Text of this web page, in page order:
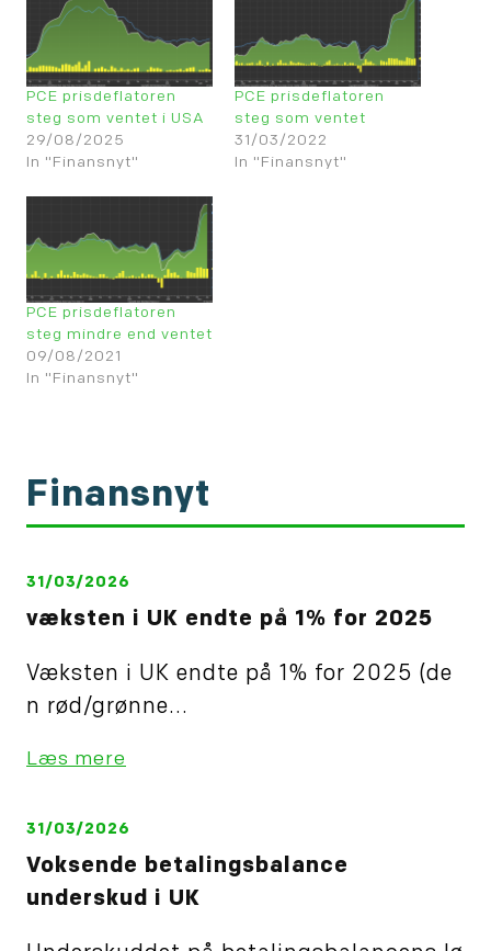
PCE prisdeflatoren
steg som ventet i USA
29/08/2025
In "Finansnyt"
PCE prisdeflatoren
steg som ventet
31/03/2022
In "Finansnyt"
PCE prisdeflatoren
steg mindre end ventet
09/08/2021
In "Finansnyt"
Finansnyt
31/03/2026
væksten i UK endte på 1% for 2025
Væksten i UK endte på 1% for 2025 (de
n rød/grønne...
Læs mere
31/03/2026
Voksende betalingsbalance
underskud i UK